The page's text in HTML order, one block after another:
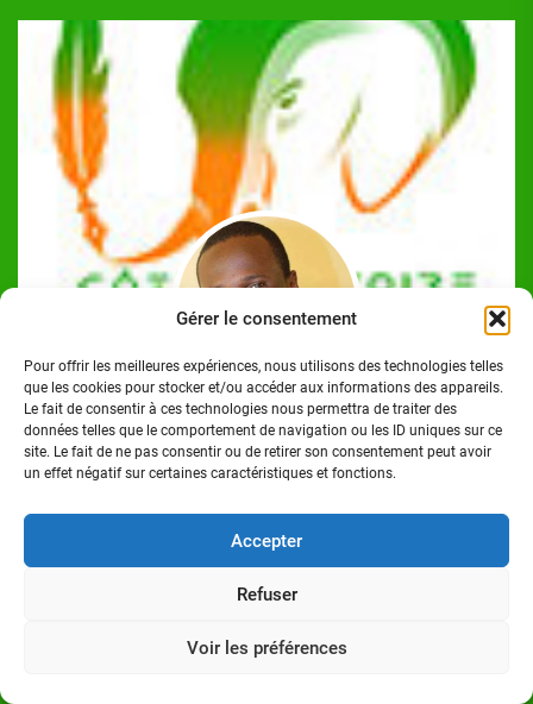
Gérer le consentement
Pour offrir les meilleures expériences, nous utilisons des technologies telles
que les cookies pour stocker et/ou accéder aux informations des appareils.
Le fait de consentir à ces technologies nous permettra de traiter des
données telles que le comportement de navigation ou les ID uniques sur ce
site. Le fait de ne pas consentir ou de retirer son consentement peut avoir
un effet négatif sur certaines caractéristiques et fonctions.
Accepter
Refuser
Voir les préférences
Josué Koffi
Josué Koffi est un Journaliste Professionnel Ivoirien,
à l'Institut Polytechnique des Sciences et Techniques de la
Communication (ISTC-P), à Abidjan/Cocody. Homme de